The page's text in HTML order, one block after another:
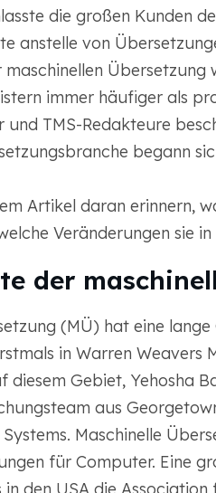
die großen Kunden
anstelle von
Übersetzung
immer häufiger als
TMS-Redakteure
begann
Artikel daran erinnern,
Veränderungen sie
der
(MÜ) hat eine
in Warren Weavers
diesem Gebiet, Yehosha
aus
Maschinelle
für Computer. Eine